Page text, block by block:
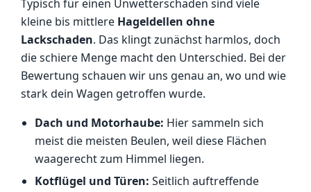
Typisch für einen Unwetterschaden sind viele
kleine bis mittlere Hageldellen ohne
Lackschaden. Das klingt zunächst harmlos, doch
die schiere Menge macht den Unterschied. Bei der
Bewertung schauen wir uns genau an, wo und wie
stark dein Wagen getroffen wurde.
Dach und Motorhaube: Hier sammeln sich
meist die meisten Beulen, weil diese Flächen
waagerecht zum Himmel liegen.
Kotflügel und Türen: Seitlich auftreffende